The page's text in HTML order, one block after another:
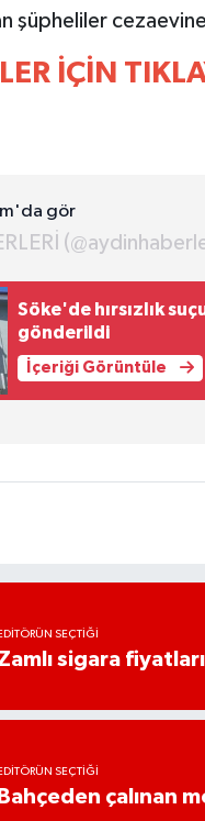
şüpheliler
İÇİN
gör
Söke'de hırsızlık
gönderildi
İçeriği Görüntüle
EDITÖRÜN SEÇTIĞI
sigara
EDITÖRÜN SEÇTIĞI
Bahçeden çalınan